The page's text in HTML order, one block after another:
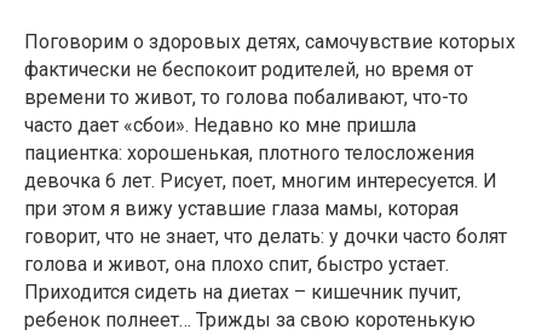
Поговорим о здоровых детях, самочувствие которых
фактически не беспокоит родителей, но время от
времени то живот, то голова побаливают, что-то
часто дает «сбои». Недавно ко мне пришла
пациентка: хорошенькая, плотного телосложения
девочка 6 лет. Рисует, поет, многим интересуется. И
при этом я вижу уставшие глаза мамы, которая
говорит, что не знает, что делать: у дочки часто болят
голова и живот, она плохо спит, быстро устает.
Приходится сидеть на диетах – кишечник пучит,
ребенок полнеет… Трижды за свою коротенькую